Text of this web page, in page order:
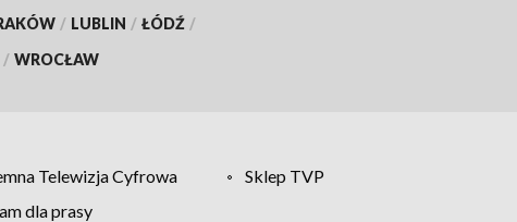
/ LUBLIN / ŁÓDŹ /
/ WROCŁAW
Telewizja Cyfrowa
Sklep TVP
dla prasy